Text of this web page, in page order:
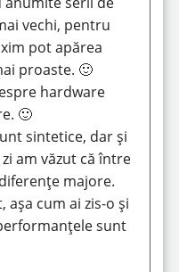
vechi, pentru
pot apărea
proaste. 🙂
hardware
🙂
sintetice, dar și
am văzut că între
majore.
așa cum ai zis-o și
sunt